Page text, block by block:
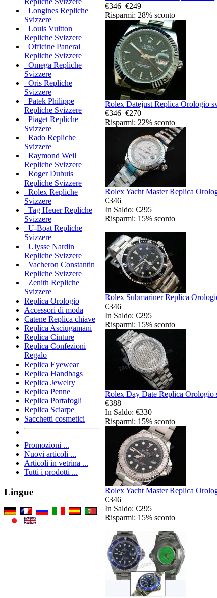
Longines Repliche
Svizzere
Louis Vuitton
Repliche Svizzere
Officine Panerai
Repliche Svizzere
Omega Repliche
Svizzere
Oris Repliche
Svizzere
Patek Philippe
Repliche Svizzere
Piaget Repliche
Svizzere
Rado Repliche
Svizzere
Raymond Weil
Repliche Svizzere
Roger Dubuis
Repliche Svizzere
Rolex Repliche
Svizzere
Tag Heuer Repliche
Svizzere
U-Boat Repliche
Svizzere
Ulysse Nardin
Repliche Svizzere
Vacheron Constantin
Repliche Svizzere
Zenith Repliche
Svizzere
Replica Orologio
Accessori di moda
Catene Replica chiave
Replica Asciugamani
Replica Cinture
Replica Confezioni
Regalo
Replica Eyewear
Replica Handbags
Replica Jewelry
Replica Penne
Replica Portafogli
Replica Sciarpe
Sacchetti cosmetici
Promozioni ...
Nuovi articoli ...
Articoli in vetrina ...
Tutti i prodotti ...
Lingue
€346 €249
Risparmi: 28% sconto
Rolex Datejust Replica Orologio
€346 €270
Risparmi: 22% sconto
Rolex Yacht Master Replica
€346
In Saldo: €295
Risparmi: 15% sconto
Rolex Submariner Replica
€346
In Saldo: €295
Risparmi: 15% sconto
Rolex Day Date Replica Orologio
€388
In Saldo: €330
Risparmi: 15% sconto
Rolex Yacht Master Replica
€346
In Saldo: €295
Risparmi: 15% sconto